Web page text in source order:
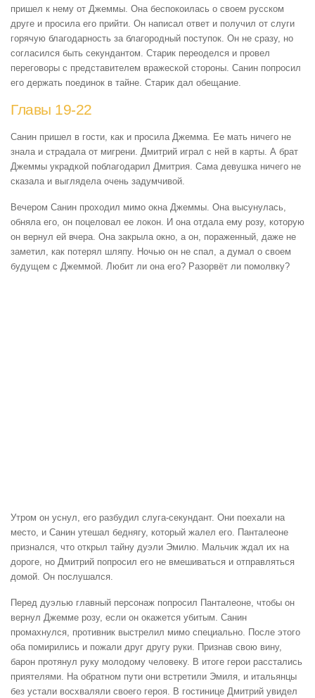
пришел к нему от Джеммы. Она беспокоилась о своем русском
друге и просила его прийти. Он написал ответ и получил от слуги
горячую благодарность за благородный поступок. Он не сразу, но
согласился быть секундантом. Старик переоделся и провел
переговоры с представителем вражеской стороны. Санин попросил
его держать поединок в тайне. Старик дал обещание.
Главы 19-22
Санин пришел в гости, как и просила Джемма. Ее мать ничего не
знала и страдала от мигрени. Дмитрий играл с ней в карты. А брат
Джеммы украдкой поблагодарил Дмитрия. Сама девушка ничего не
сказала и выглядела очень задумчивой.
Вечером Санин проходил мимо окна Джеммы. Она высунулась,
обняла его, он поцеловал ее локон. И она отдала ему розу, которую
он вернул ей вчера. Она закрыла окно, а он, пораженный, даже не
заметил, как потерял шляпу. Ночью он не спал, а думал о своем
будущем с Джеммой. Любит ли она его? Разорвёт ли помолвку?
Утром он уснул, его разбудил слуга-секундант. Они поехали на
место, и Санин утешал беднягу, который жалел его. Панталеоне
признался, что открыл тайну дуэли Эмилю. Мальчик ждал их на
дороге, но Дмитрий попросил его не вмешиваться и отправляться
домой. Он послушался.
Перед дуэлью главный персонаж попросил Панталеоне, чтобы он
вернул Джемме розу, если он окажется убитым. Санин
промахнулся, противник выстрелил мимо специально. После этого
оба помирились и пожали друг другу руки. Признав свою вину,
барон протянул руку молодому человеку. В итоге герои расстались
приятелями. На обратном пути они встретили Эмиля, и итальянцы
без устали восхваляли своего героя. В гостинице Дмитрий увидел